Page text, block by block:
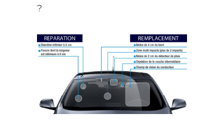
should
left
blank
?